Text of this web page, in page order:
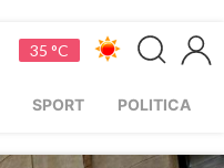
35 °C
SPORT POLITICA